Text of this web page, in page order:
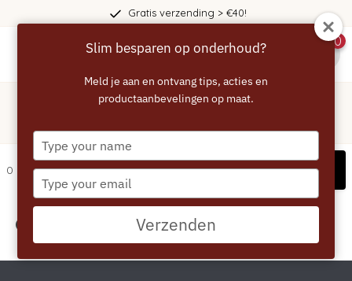
Gratis verzending > €40!
0
/vloeibaar
0 artikelen Filters
Geen producten gevonden!...
Slim besparen op onderhoud?
Meld je aan en ontvang tips, acties en
productaanbevelingen op maat.
Type
your
name
Type
your
email
Verzenden